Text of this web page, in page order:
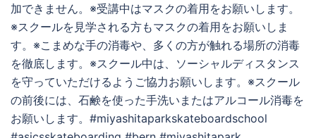
加できません。※受講中はマスクの着用をお願いします。
※スクールを見学される方もマスクの着用をお願いしま
す。※こまめな手の消毒や、多くの方が触れる場所の消毒
を徹底します。※スクール中は、ソーシャルディスタンス
を守っていただけるようご協力お願いします。※スクール
の前後には、石鹸を使った手洗いまたはアルコール消毒を
お願いします。#miyashitaparkskateboardschool